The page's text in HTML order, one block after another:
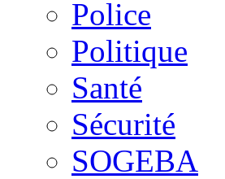
Police
Politique
Santé
Sécurité
SOGEBA